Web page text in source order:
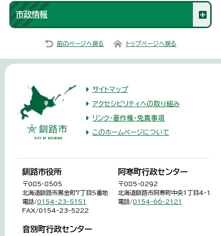
市政情報
前のページへ戻る トップページへ戻る
サイトマップ
アクセシビリティへの取り組み
リンク・著作権・免責事項
このホームページについて
釧路市役所
〒085-8505
北海道釧路市黒金町7丁目5番地
電話/0154-23-5151
FAX/0154-23-5222
阿寒町行政センター
〒085-0292
北海道釧路市阿寒町中央1丁目4-1
電話/0154-66-2121
音別町行政センター